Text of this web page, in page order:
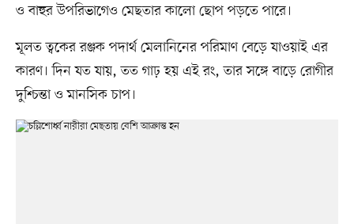
ও বাহুর উপরিভাগেও মেছতার কালো ছোপ পড়তে পারে।
মূলত ত্বকের রঞ্জক পদার্থ মেলানিনের পরিমাণ বেড়ে যাওয়াই এর
কারণ। দিন যত যায়, তত গাঢ় হয় এই রং, তার সঙ্গে বাড়ে রোগীর
দুশ্চিন্তা ও মানসিক চাপ।